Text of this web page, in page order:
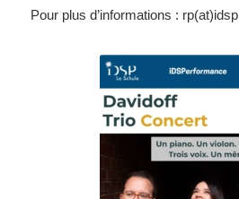
Pour plus d’informations :